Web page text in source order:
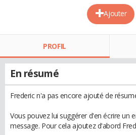
Ajouter
PROFIL
En résumé
Frederic n'a pas encore ajouté de
Vous pouvez lui suggérer d'en écrire un
message. Pour cela ajoutez d'abord